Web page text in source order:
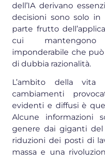
dell’IA derivano
decisioni sono solo
parte frutto
cui
imponderabile che
di dubbia razionalità.
L’ambito della
cambiamenti
evidenti e diffusi è
Alcune informazioni
genere dai giganti
riduzioni dei posti di
massa e una